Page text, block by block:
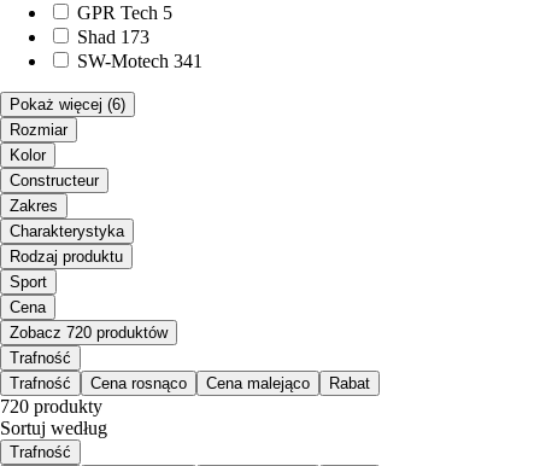
GPR Tech 5
Shad 173
SW-Motech 341
Pokaż więcej (6)
Rozmiar
Kolor
Constructeur
Zakres
Charakterystyka
Rodzaj produktu
Sport
Cena
Zobacz 720 produktów
Trafność
Trafność
Cena rosnąco Cena malejąco Rabat
720 produkty
Sortuj według
Trafność